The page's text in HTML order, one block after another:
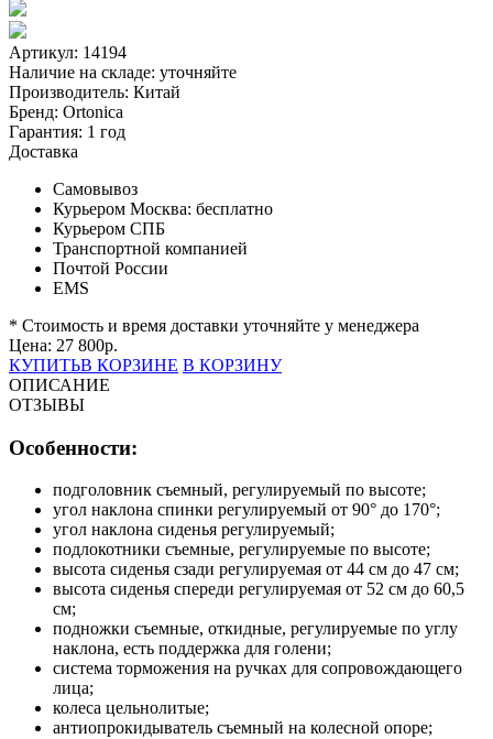
Артикул: 14194
Наличие на складе: уточняйте
Производитель: Китай
Бренд: Ortonica
Гарантия: 1 год
Доставка
Самовывоз
Курьером Москва: бесплатно
Курьером СПБ
Транспортной компанией
Почтой России
EMS
* Стоимость и время доставки уточняйте у менеджера
Цена: 27 800р.
КУПИТЬВ КОРЗИНЕ В КОРЗИНУ
ОПИСАНИЕ
ОТЗЫВЫ
Особенности:
подголовник съемный, регулируемый по высоте;
угол наклона спинки регулируемый от 90° до 170°;
угол наклона сиденья регулируемый;
подлокотники съемные, регулируемые по высоте;
высота сиденья сзади регулируемая от 44 см до 47 см;
высота сиденья спереди регулируемая от 52 см до 60,5
см;
подножки съемные, откидные, регулируемые по углу
наклона, есть поддержка для голени;
система торможения на ручках для сопровождающего
лица;
колеса цельнолитые;
антиопрокидыватель съемный на колесной опоре;